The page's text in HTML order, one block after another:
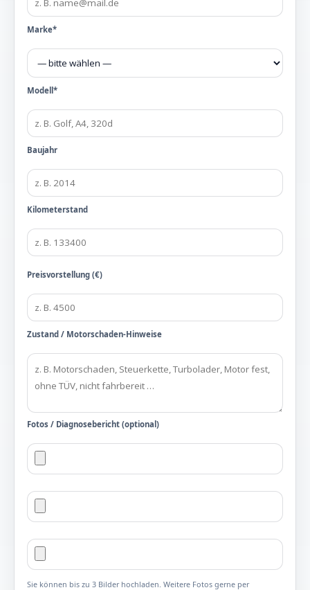
Marke*
Modell*
Baujahr
Kilometerstand
Preisvorstellung (€)
Zustand / Motorschaden-Hinweise
Fotos / Diagnosebericht (optional)
Sie können bis zu 3 Bilder hochladen. Weitere Fotos gerne per